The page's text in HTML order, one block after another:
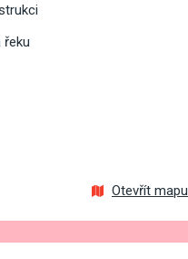
řeku
Otevřít mapu